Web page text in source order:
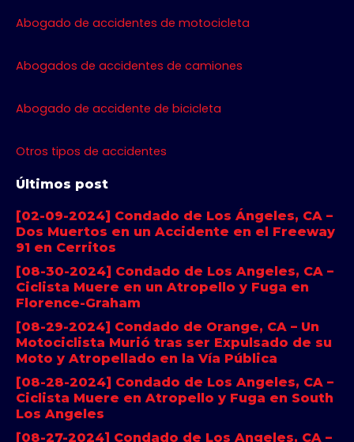
m
Abogado de accidentes de motocicleta
Abogados de accidentes de camiones
Abogado de accidente de bicicleta
Otros tipos de accidentes
Últimos post
[02-09-2024] Condado de Los Ángeles, CA –
Dos Muertos en un Accidente en el Freeway
91 en Cerritos
[08-30-2024] Condado de Los Angeles, CA –
Ciclista Muere en un Atropello y Fuga en
Florence-Graham
[08-29-2024] Condado de Orange, CA – Un
Motociclista Murió tras ser Expulsado de su
Moto y Atropellado en la Vía Pública
[08-28-2024] Condado de Los Angeles, CA –
Ciclista Muere en Atropello y Fuga en South
Los Angeles
[08-27-2024] Condado de Los Angeles, CA –